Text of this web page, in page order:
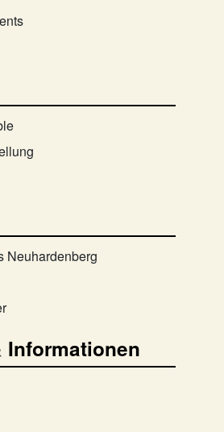
Neuhardenberg
Informationen